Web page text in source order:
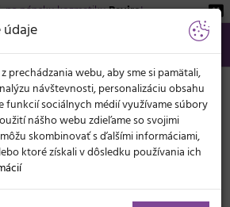
na pánsku kozmetikuBeviro!
nákupe €
Kefy Guľaté fúkacie
údaje
prechádzania webu, aby sme si pamätali,
návštevnosti, personalizáciu obsahu
funkcií sociálnych médií využívame súbory
nášho webu zdieľame so svojimi
skombinovať s ďalšími informáciami,
ktoré získali v dôsledku používania ich